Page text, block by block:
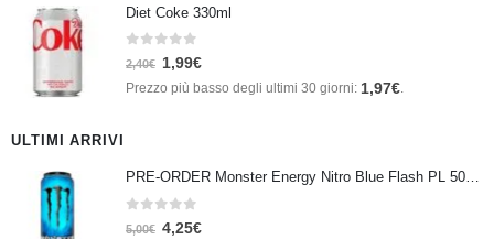
Diet Coke 330ml
Su 5
2,40€ 1,99€
Prezzo più basso degli ultimi 30 giorni: 1,97€.
ULTIMI ARRIVI
PRE-ORDER Monster Energy Nitro Blue Flash PL 500 ml IN ARRIVO IL 21 SETTEMBRE
Su 5
5,00€ 4,25€